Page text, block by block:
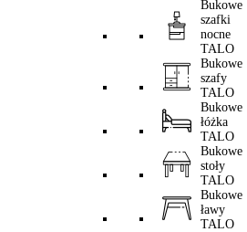
Bukowe
szafki
nocne
TALO
Bukowe
szafy
TALO
Bukowe
łóżka
TALO
Bukowe
stoły
TALO
Bukowe
ławy
TALO